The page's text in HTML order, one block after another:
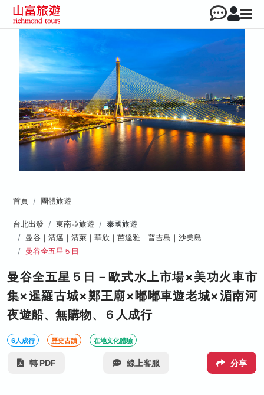
首頁 團體旅遊
台北出發 東南亞旅遊
泰國旅遊
曼谷｜清邁｜清萊｜華欣｜芭達雅｜普吉島｜沙美島
曼谷全五星５日
曼谷全五星５日－歐式水上市場×美功火車市
集×暹羅古城×鄭王廟×嘟嘟車遊老城×湄南河
夜遊船、無購物、６人成行
6人成行 歷史古蹟 在地文化體驗
轉 PDF 線上客服 分享